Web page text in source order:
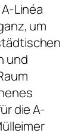
Linéa
um
und
die A-